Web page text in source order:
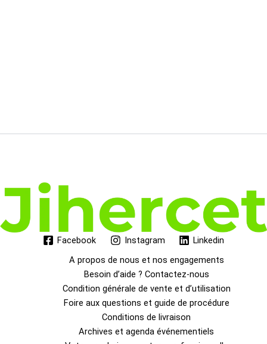
Facebook Instagram
Linkedin
A propos de nous et nos engagements
Besoin d’aide ? Contactez-nous
Condition générale de vente et d’utilisation
Foire aux questions et guide de procédure
Conditions de livraison
Archives et agenda événementiels